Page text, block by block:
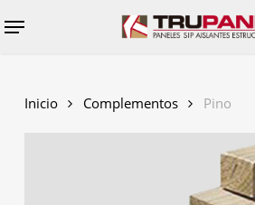
to
Menu
Inicio Complementos Pino